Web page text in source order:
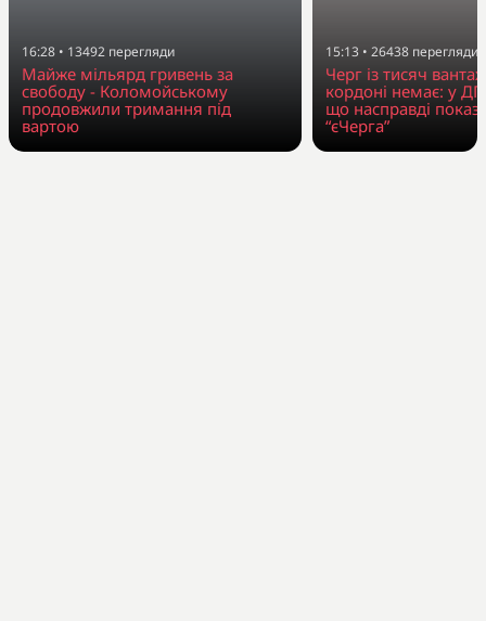
16:28 • 13492 перегляди
Майже мільярд гривень за
свободу - Коломойському
продовжили тримання під
вартою
15:13 • 26438 перегляди
Черг із тисяч
кордоні немає: у
що насправді
“єЧерга”